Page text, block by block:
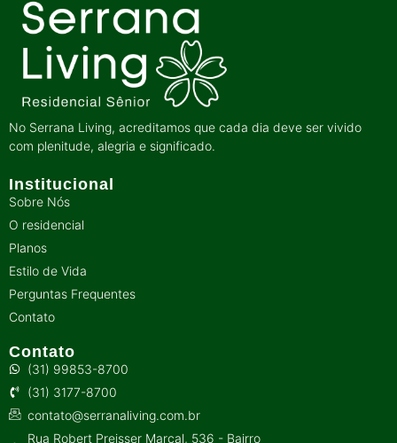
No Serrana Living, acreditamos que cada dia deve ser vivido
com plenitude, alegria e significado.
Institucional
Sobre Nós
O residencial
Planos
Estilo de Vida
Perguntas Frequentes
Contato
Contato
(31) 99853-8700
(31) 3177-8700
contato@serranaliving.com.br
Rua Robert Preisser Marçal, 536 - Bairro